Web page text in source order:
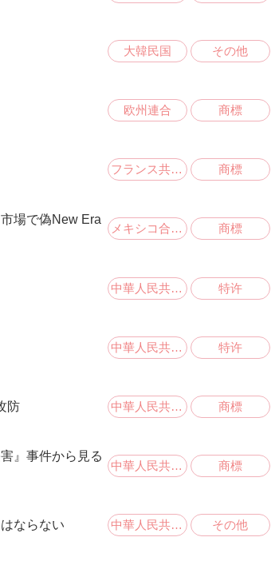
大韓民国 その他
欧州連合 商標
フランス共和国 商標
場で偽New Era
メキシコ合衆国 商標
中華人民共和国 特许
中華人民共和国 特许
防 中華人民共和国 商標
』事件から見る
中華人民共和国 商標
ならない 中華人民共和国 その他